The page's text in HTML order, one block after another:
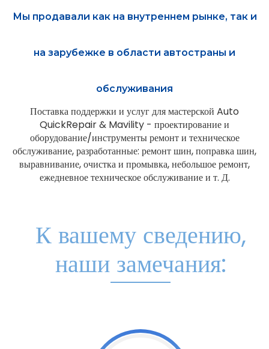
Мы продавали как на внутреннем рынке, так и
на зарубежке в области автостраны и
обслуживания
Поставка поддержки и услуг для мастерской Auto
QuickRepair & Mavility - проектирование и
оборудование/инструменты ремонт и техническое
обслуживание, разработанные: ремонт шин, поправка шин,
выравнивание, очистка и промывка, небольшое ремонт,
ежедневное техническое обслуживание и т. Д.
К вашему сведению,
наши замечания: